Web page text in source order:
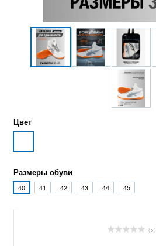
Цвет
Размеры обуви
40 41 42 43 44 45
( 0 )